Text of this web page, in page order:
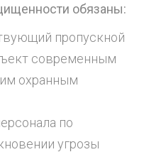
обязаны:
пропускной
современным
охранным
по
угрозы